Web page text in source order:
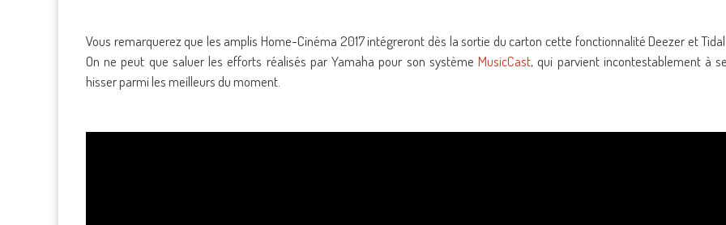
Vous remarquerez que les amplis Home-Cinéma 2017 intégreront dès la sortie du carton cette fonctionnalité Deezer et
On ne peut que saluer les efforts réalisés par Yamaha pour son systèmeMusicCast, qui parvient incontestablement à
hisser parmi les meilleurs du moment.